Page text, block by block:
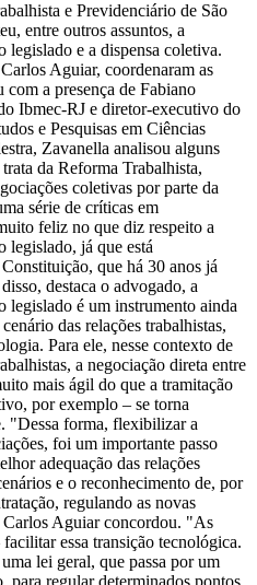
e Previdenciário de São
entre outros assuntos, a
legislado e a dispensa coletiva.
Aguiar, coordenaram as
com a presença de Fabiano
Ibmec-RJ e diretor-executivo do
e Pesquisas em Ciências
Zavanella analisou alguns
da Reforma Trabalhista,
coletivas por parte da
série de críticas em
feliz no que diz respeito a
legislado, já que está
que há 30 anos já
destaca o advogado, a
legislado é um instrumento ainda
das relações trabalhistas,
Para ele, nesse contexto de
a negociação direta entre
mais ágil do que a tramitação
por exemplo – se torna
"Dessa forma, flexibilizar a
foi um importante passo
adequação das relações
e o reconhecimento de, por
regulando as novas
Aguiar concordou. "As
essa transição tecnológica.
lei geral, que passa por um